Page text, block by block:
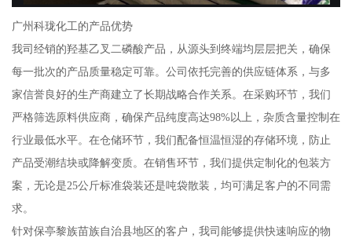
广州科珑化工的产品优势
我司经销的羟基乙叉二磷酸产品，从源头到终端均层层把关，确保
每一批次的产品质量稳定可靠。公司依托完善的供应链体系，与多
家信誉良好的生产商建立了长期战略合作关系。在采购环节，我们
严格筛选原料供应商，确保产品纯度高达98%以上，杂质含量控制在
行业最低水平。在仓储环节，我们配备恒温恒湿的存储环境，防止
产品受潮结块或降解变质。在销售环节，我们提供定制化的包装方
案，无论是25公斤标准袋装还是吨袋散装，均可满足客户的不同需
求。
针对保亭黎族苗族自治县地区的客户，我司能够提供快速响应的物